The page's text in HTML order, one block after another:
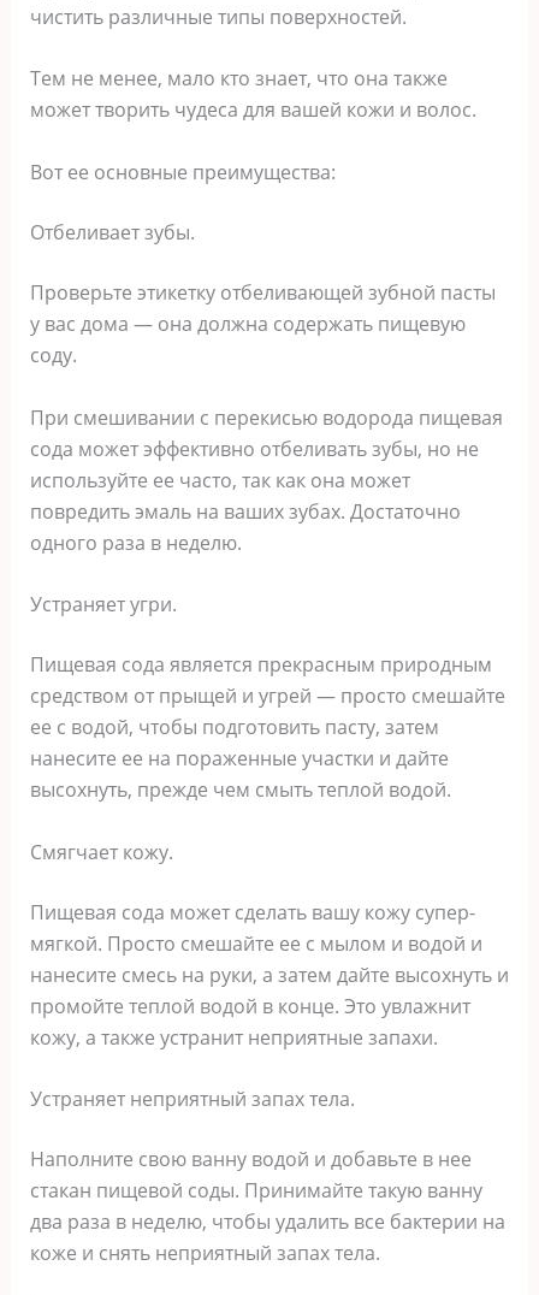
чистить различные типы поверхностей.
Тем не менее, мало кто знает, что она также
может творить чудеса для вашей кожи и волос.
Вот ее основные преимущества:
Отбеливает зубы.
Проверьте этикетку отбеливающей зубной пасты
у вас дома — она должна содержать пищевую
соду.
При смешивании с перекисью водорода пищевая
сода может эффективно отбеливать зубы, но не
используйте ее часто, так как она может
повредить эмаль на ваших зубах. Достаточно
одного раза в неделю.
Устраняет угри.
Пищевая сода является прекрасным природным
средством от прыщей и угрей — просто смешайте
ее с водой, чтобы подготовить пасту, затем
нанесите ее на пораженные участки и дайте
высохнуть, прежде чем смыть теплой водой.
Смягчает кожу.
Пищевая сода может сделать вашу кожу супер-
мягкой. Просто смешайте ее с мылом и водой и
нанесите смесь на руки, а затем дайте высохнуть и
промойте теплой водой в конце. Это увлажнит
кожу, а также устранит неприятные запахи.
Устраняет неприятный запах тела.
Наполните свою ванну водой и добавьте в нее
стакан пищевой соды. Принимайте такую ванну
два раза в неделю, чтобы удалить все бактерии на
коже и снять неприятный запах тела.